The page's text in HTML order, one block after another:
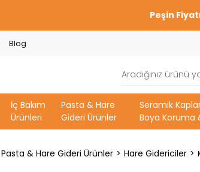
Peşin
Blog
İç Bakım
Ürünleri
Pasta & Hare
Gideri Ürünler
Seramik
Boya Koruma
Pasta & Hare Gideri Ürünler Hare Gidericiler